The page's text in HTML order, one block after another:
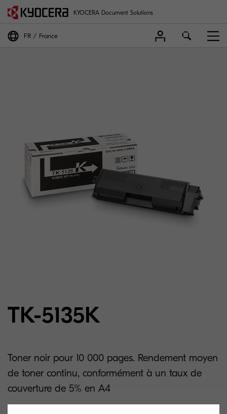
KYOCERA Document Solutions
FR France
TK-5135K
Toner noir pour 10 000 pages. Rendement moyen
de toner continu, conformément à un taux de
couverture de 5% en A4